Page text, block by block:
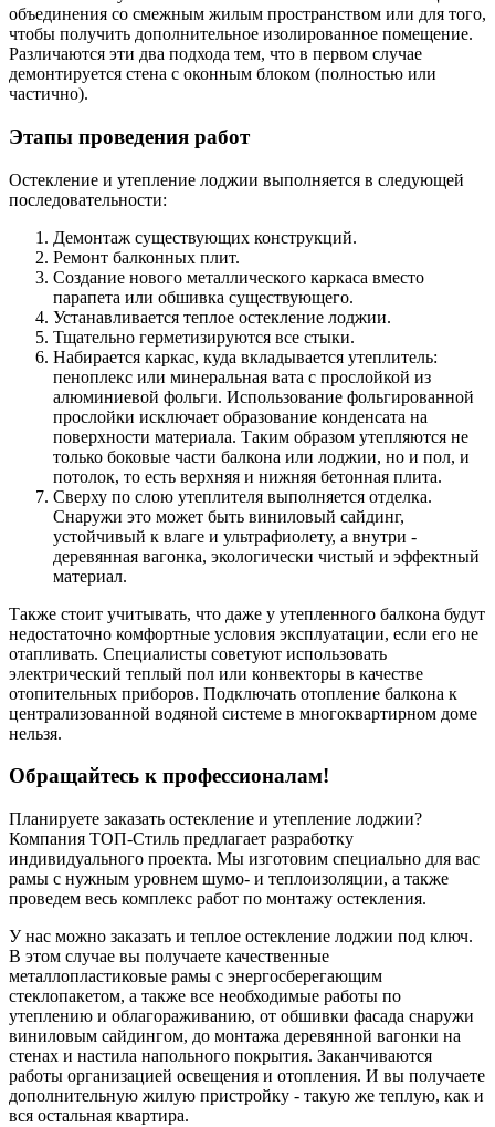
объединения со смежным жилым пространством или для того,
чтобы получить дополнительное изолированное помещение.
Различаются эти два подхода тем, что в первом случае
демонтируется стена с оконным блоком (полностью или
частично).
Этапы проведения работ
Остекление и утепление лоджии выполняется в следующей
последовательности:
Демонтаж существующих конструкций.
Ремонт балконных плит.
Создание нового металлического каркаса вместо
парапета или обшивка существующего.
Устанавливается теплое остекление лоджии.
Тщательно герметизируются все стыки.
Набирается каркас, куда вкладывается утеплитель:
пеноплекс или минеральная вата с прослойкой из
алюминиевой фольги. Использование фольгированной
прослойки исключает образование конденсата на
поверхности материала. Таким образом утепляются не
только боковые части балкона или лоджии, но и пол, и
потолок, то есть верхняя и нижняя бетонная плита.
Сверху по слою утеплителя выполняется отделка.
Снаружи это может быть виниловый сайдинг,
устойчивый к влаге и ультрафиолету, а внутри -
деревянная вагонка, экологически чистый и эффектный
материал.
Также стоит учитывать, что даже у утепленного балкона будут
недостаточно комфортные условия эксплуатации, если его не
отапливать. Специалисты советуют использовать
электрический теплый пол или конвекторы в качестве
отопительных приборов. Подключать отопление балкона к
централизованной водяной системе в многоквартирном доме
нельзя.
Обращайтесь к профессионалам!
Планируете заказать остекление и утепление лоджии?
Компания ТОП-Стиль предлагает разработку
индивидуального проекта. Мы изготовим специально для вас
рамы с нужным уровнем шумо- и теплоизоляции, а также
проведем весь комплекс работ по монтажу остекления.
У нас можно заказать и теплое остекление лоджии под ключ.
В этом случае вы получаете качественные
металлопластиковые рамы с энергосберегающим
стеклопакетом, а также все необходимые работы по
утеплению и облагораживанию, от обшивки фасада снаружи
виниловым сайдингом, до монтажа деревянной вагонки на
стенах и настила напольного покрытия. Заканчиваются
работы организацией освещения и отопления. И вы получаете
дополнительную жилую пристройку - такую же теплую, как и
вся остальная квартира.